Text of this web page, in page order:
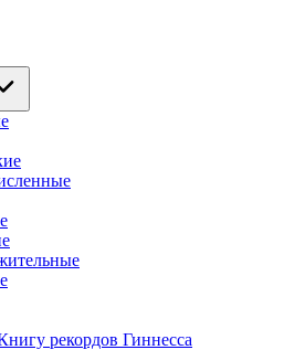
рекордов Гиннесса